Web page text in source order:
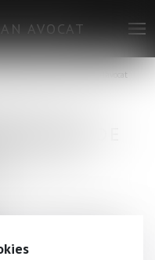
le
de la profession d’avocat
le médiateur national